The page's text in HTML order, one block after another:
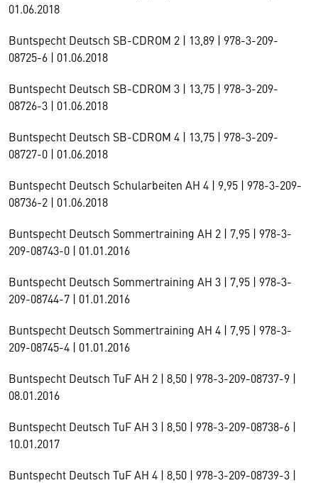
01.06.2018
Buntspecht Deutsch SB-CDROM 2 | 13,89 | 978-3-209-
08725-6 | 01.06.2018
Buntspecht Deutsch SB-CDROM 3 | 13,75 | 978-3-209-
08726-3 | 01.06.2018
Buntspecht Deutsch SB-CDROM 4 | 13,75 | 978-3-209-
08727-0 | 01.06.2018
Buntspecht Deutsch Schularbeiten AH 4 | 9,95 | 978-3-209-
08736-2 | 01.06.2018
Buntspecht Deutsch Sommertraining AH 2 | 7,95 | 978-3-
209-08743-0 | 01.01.2016
Buntspecht Deutsch Sommertraining AH 3 | 7,95 | 978-3-
209-08744-7 | 01.01.2016
Buntspecht Deutsch Sommertraining AH 4 | 7,95 | 978-3-
209-08745-4 | 01.01.2016
Buntspecht Deutsch TuF AH 2 | 8,50 | 978-3-209-08737-9 |
08.01.2016
Buntspecht Deutsch TuF AH 3 | 8,50 | 978-3-209-08738-6 |
10.01.2017
Buntspecht Deutsch TuF AH 4 | 8,50 | 978-3-209-08739-3 |